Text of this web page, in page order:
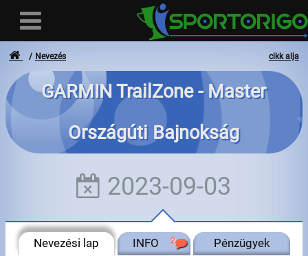
Felhasználó
Bejelentkezés
- - -
Számlák
cikk alja
Nevezés
GARMIN TrailZone - Master
Országúti Bajnokság
2023-09-03
Nevezési lap INFO 2 Pénzügyek